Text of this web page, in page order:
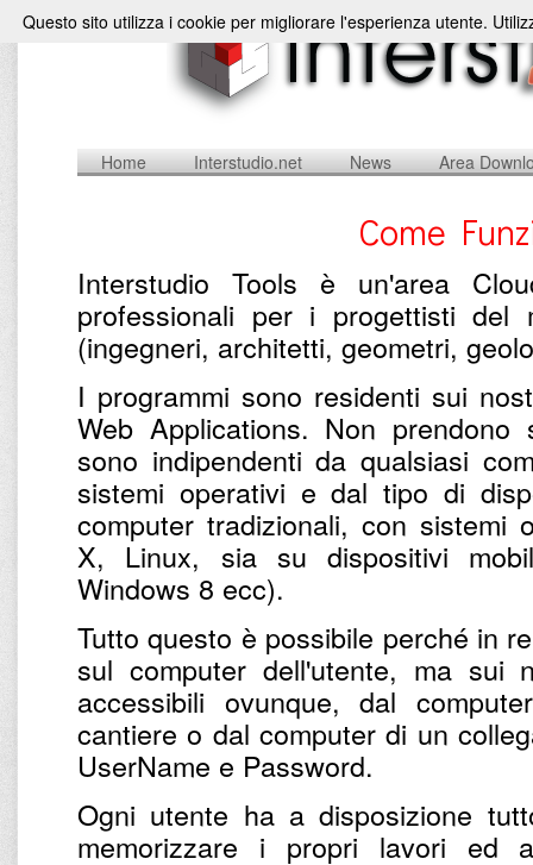
Home Interstudio.net News Area
Come
Interstudio Tools è un'area
professionali per i progettisti del
(ingegneri, architetti, geometri,
I programmi sono residenti sui
Web Applications. Non
sono indipendenti da qualsiasi
sistemi operativi e dal tipo di
computer tradizionali, con sistemi
X, Linux, sia su dispositivi
Windows 8 ecc).
Tutto questo è possibile perché in
sul computer dell'utente, ma sui
accessibili ovunque, dal
cantiere o dal computer di un
UserName e Password.
Ogni utente ha a disposizione
memorizzare i propri lavori ed
Questo sito utilizza i cookie per migliorare l'esperienza utente.